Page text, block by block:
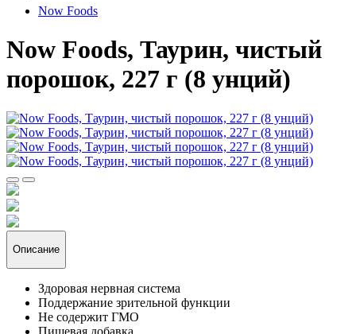
Now Foods
Now Foods, Таурин, чистый
порошок, 227 г (8 унций)
Описание
Здоровая нервная система
Поддержание зрительной функции
Не содержит ГМО
Пищевая добавка